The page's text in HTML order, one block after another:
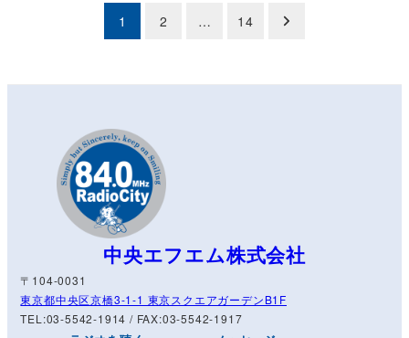
1 2 … 14
中央エフエム株式会社
〒104-0031
東京都中央区京橋3-1-1 東京スクエアガーデンB1F
TEL:03-5542-1914 / FAX:03-5542-1917